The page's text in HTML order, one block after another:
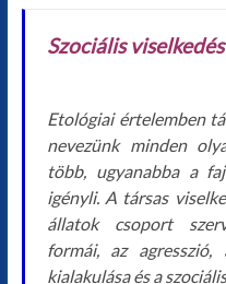
Szociális viselkedés
Etológiai értelemben
nevezünk minden
több, ugyanabba a
igényli. A társas
állatok csoport
formái, az
kialakulása és a